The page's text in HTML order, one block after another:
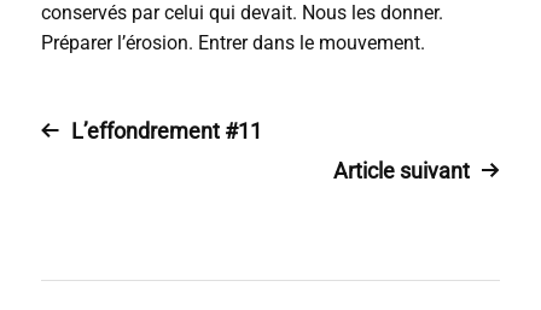
conservés par celui qui devait. Nous les donner.
Préparer l’érosion. Entrer dans le mouvement.
L’effondrement #11
Article suivant